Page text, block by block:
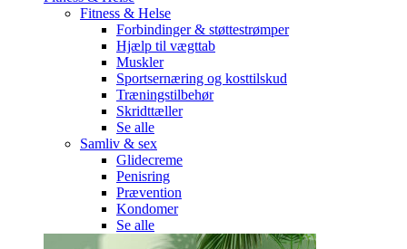
Fitness & Helse
Forbindinger & støttestrømper
Hjælp til vægttab
Muskler
Sportsernæring og kosttilskud
Træningstilbehør
Skridttæller
Se alle
Samliv & sex
Glidecreme
Penisring
Prævention
Kondomer
Se alle